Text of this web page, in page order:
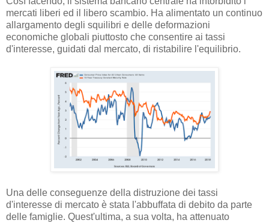
mercati liberi ed il libero scambio. Ha alimentato un continuo
allargamento degli squilibri e delle deformazioni
economiche globali piuttosto che consentire ai tassi
d'interesse, guidati dal mercato, di ristabilire l'equilibrio.
Una delle conseguenze della distruzione dei tassi
d'interesse di mercato è stata l'abbuffata di debito da parte
delle famiglie. Quest'ultima, a sua volta, ha attenuato